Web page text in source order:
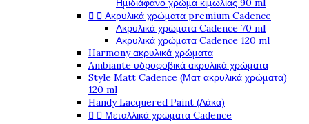
Ημιδιάφανο χρώμα κιμωλίας 90 ml
  Ακρυλικά χρώματα premium Cadence
Ακρυλικά χρώματα Cadence 70 ml
Ακρυλικά χρώματα Cadence 120 ml
Harmony ακρυλικά χρώματα
Ambiante υδροφοβικά ακρυλικά χρώματα
Style Matt Cadence (Ματ ακρυλικά χρώματα)
120 ml
Handy Lacquered Paint (Λάκα)
  Μεταλλικά χρώματα Cadence